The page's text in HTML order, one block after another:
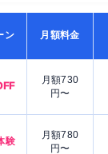
ン 月額料金
月額730
円〜
験
月額780
円〜